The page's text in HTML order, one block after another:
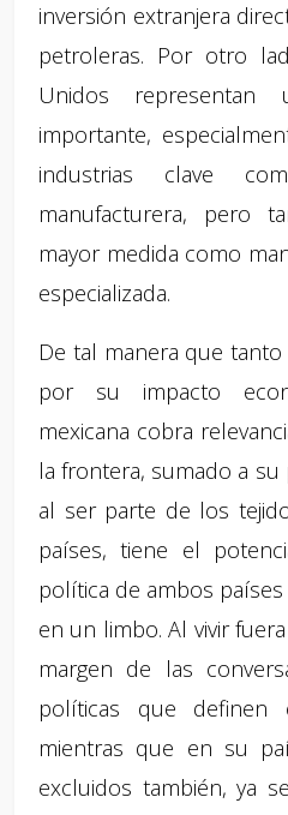
inversión extranjera
petroleras. Por otro
Unidos representan
importante,
industrias clave
manufacturera, pero
mayor medida como
especializada.
De tal manera que
por su impacto
mexicana cobra
la frontera, sumado a
al ser parte de los
países, tiene el
política de ambos
en un limbo. Al vivir
margen de las
políticas que
mientras que en su
excluidos también, ya